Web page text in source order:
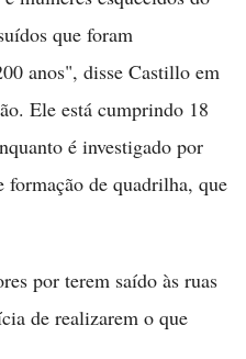
que foram
anos", disse Castillo em
Ele está cumprindo 18
é investigado por
formação de quadrilha, que
por terem saído às ruas
de realizarem o que